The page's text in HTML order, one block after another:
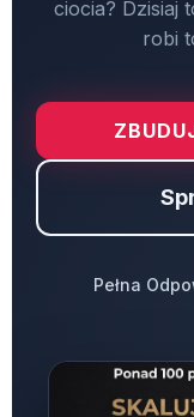
ciocia? Dzisiaj
robi
Pełna